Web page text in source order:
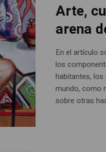
Arte,
arena
En el artículo
los
habitantes,
mundo, como
sobre otras